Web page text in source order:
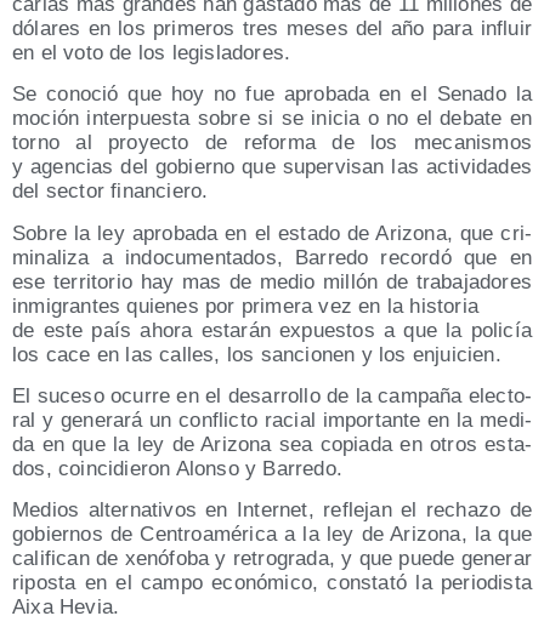
dóla­res en los pri­me­ros tres meses del año para influir
en el voto de los legisladores.
Se cono­ció que hoy no fue apro­ba­da en el Sena­do la
moción inter­pues­ta sobre si se ini­cia o no el deba­te en
torno al pro­yec­to de refor­ma de los meca­nis­mos
y agen­cias del gobierno que super­vi­san las acti­vi­da­des
del sec­tor financiero.
Sobre la ley apro­ba­da en el esta­do de Ari­zo­na, que cri­
mi­na­li­za a indo­cu­men­ta­dos, Barre­do recor­dó que en
ese terri­to­rio hay mas de medio millón de tra­ba­ja­do­res
inmi­gran­tes quie­nes por pri­me­ra vez en la historia
de este país aho­ra esta­rán expues­tos a que la poli­cía
los cace en las calles, los san­cio­nen y los enjuicien.
El suce­so ocu­rre en el desa­rro­llo de la cam­pa­ña elec­to­
ral y gene­ra­rá un con­flic­to racial impor­tan­te en la medi­
da en que la ley de Ari­zo­na sea copia­da en otros esta­
dos, coin­ci­die­ron Alon­so y Barredo.
Medios alter­na­ti­vos en Inter­net, refle­jan el recha­zo de
gobier­nos de Cen­troa­mé­ri­ca a la ley de Ari­zo­na, la que
cali­fi­can de xenó­fo­ba y retro­gra­da, y que pue­de gene­rar
ripos­ta en el cam­po eco­nó­mi­co, cons­ta­tó la perio­dis­ta
Aixa Hevia.